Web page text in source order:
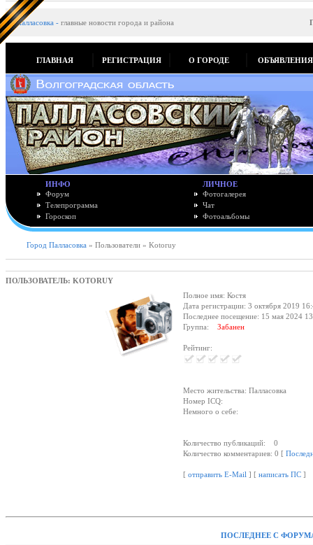
Палласовка - главные новости города и района
ГЛАВНАЯ РЕГИСТРАЦИЯ О ГОРОДЕ ОБЪЯВЛЕНИЯ
ИНФО
Форум
Телепрограмма
Гороскоп
ЛИЧНОЕ
Фотогалерея
Чат
Фотоальбомы
Город Палласовка » Пользователи » Kotoruy
ПОЛЬЗОВАТЕЛЬ: KOTORUY
Полное имя: Костя
Дата регистрации: 3 октября 2019
Последнее посещение: 15 мая 2024
Группа:Забанен
Рейтинг:
Место жительства: Палласовка
Номер ICQ:
Немного о себе:
Количество публикаций: 0
Количество комментариев: 0 [
[отправить E-Mail ] [написать ПС ]
ПОСЛЕДНЕЕ С